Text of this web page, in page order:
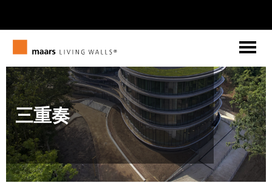
三重奏